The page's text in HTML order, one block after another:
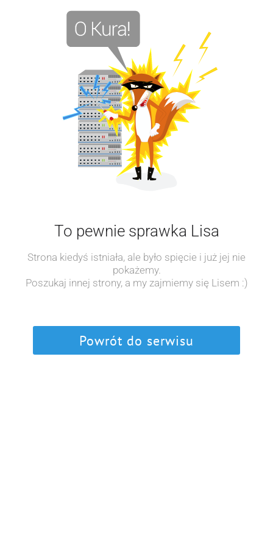
To pewnie sprawka Lisa
Strona kiedyś istniała, ale było spięcie i już jej nie
pokażemy.
Poszukaj innej strony, a my zajmiemy się Lisem :)
Powrót do serwisu